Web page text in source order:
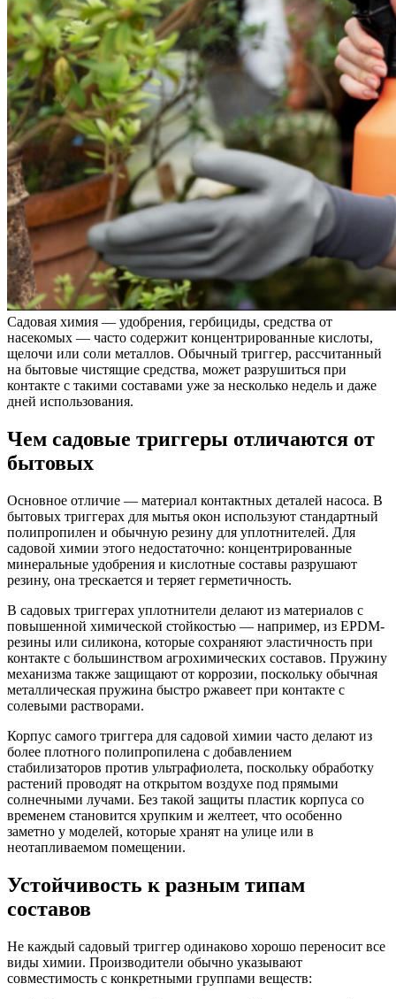
Садовая химия — удобрения, гербициды, средства от
насекомых — часто содержит концентрированные кислоты,
щелочи или соли металлов. Обычный триггер, рассчитанный
на бытовые чистящие средства, может разрушиться при
контакте с такими составами уже за несколько недель и даже
дней использования.
Чем садовые триггеры отличаются от
бытовых
Основное отличие — материал контактных деталей насоса. В
бытовых триггерах для мытья окон используют стандартный
полипропилен и обычную резину для уплотнителей. Для
садовой химии этого недостаточно: концентрированные
минеральные удобрения и кислотные составы разрушают
резину, она трескается и теряет герметичность.
В садовых триггерах уплотнители делают из материалов с
повышенной химической стойкостью — например, из EPDM-
резины или силикона, которые сохраняют эластичность при
контакте с большинством агрохимических составов. Пружину
механизма также защищают от коррозии, поскольку обычная
металлическая пружина быстро ржавеет при контакте с
солевыми растворами.
Корпус самого триггера для садовой химии часто делают из
более плотного полипропилена с добавлением
стабилизаторов против ультрафиолета, поскольку обработку
растений проводят на открытом воздухе под прямыми
солнечными лучами. Без такой защиты пластик корпуса со
временем становится хрупким и желтеет, что особенно
заметно у моделей, которые хранят на улице или в
неотапливаемом помещении.
Устойчивость к разным типам
составов
Не каждый садовый триггер одинаково хорошо переносит все
виды химии. Производители обычно указывают
совместимость с конкретными группами веществ: